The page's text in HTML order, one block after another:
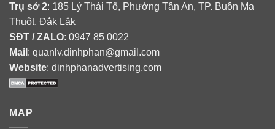
Trụ sở 2: 185 Lý Thái Tổ, Phường Tân An, TP. Buôn Ma
Thuột, Đắk Lắk
SĐT / ZALO: 0947 85 0022
Mail : quanlv.dinhphan@gmail.com
Website: dinhphanadvertising.com
MAP